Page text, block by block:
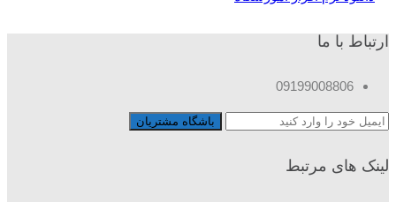
ارتباط با ما
09199008806
لینک های مرتبط